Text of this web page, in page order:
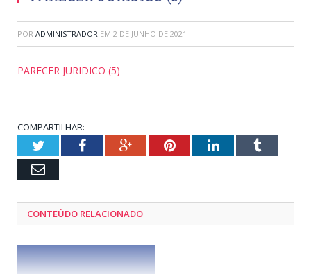
POR ADMINISTRADOR EM 2 DE JUNHO DE 2021
PARECER JURIDICO (5)
COMPARTILHAR:
TwitterFacebookGoogle+PinterestLinkedInTumblr
Email
CONTEÚDO RELACIONADO